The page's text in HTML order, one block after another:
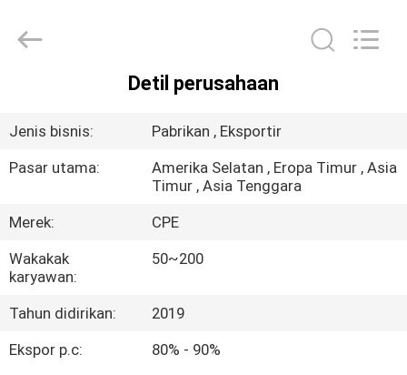
PRODUK
TENTANG
TUR
Electric
Co.,Ltd..
Detil perusahaan
Jenis bisnis:
Pabrikan , Eksportir
Pasar utama:
Amerika Selatan , Eropa Timur , Asia
Timur , Asia Tenggara
Merek:
CPE
Wakakak
karyawan:
50~200
Tahun didirikan:
2019
Ekspor p.c:
80% - 90%